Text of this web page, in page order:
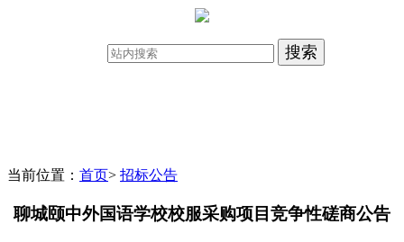
联系我们 在线投标
当前位置： 首页> 招标公告
聊城颐中外国语学校校服采购项目竞争性磋商公告